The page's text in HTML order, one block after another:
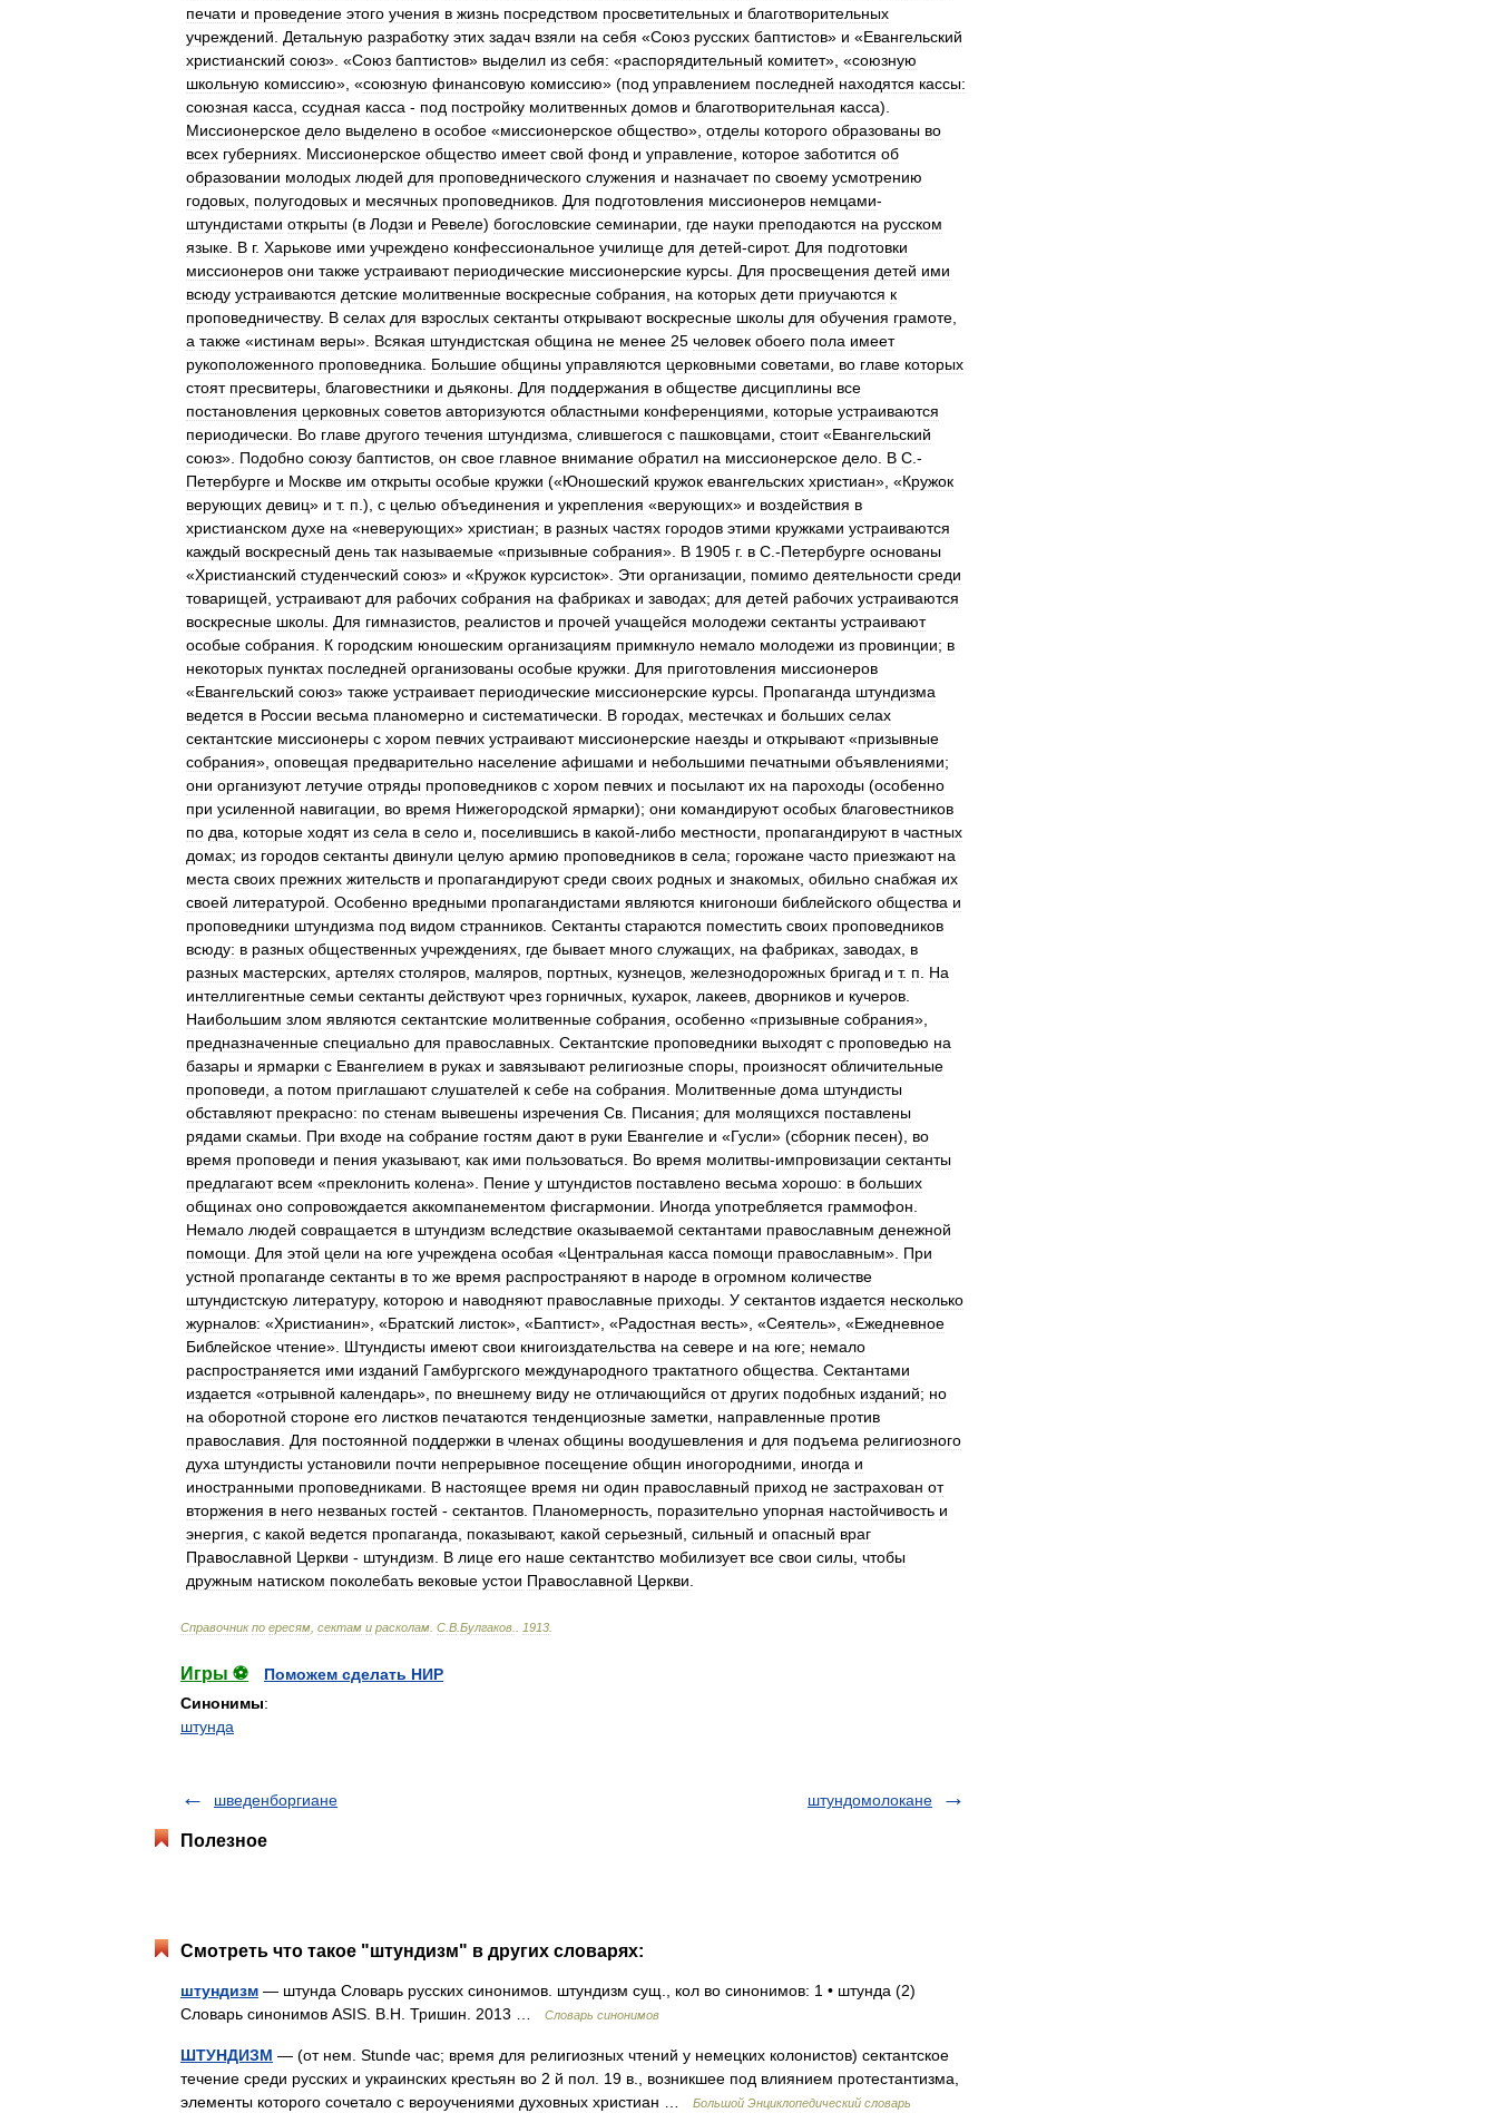
печати и проведение этого учения в жизнь посредством просветительных и благотворительных
учреждений
Детальную разработку этих задач взяли на себя «Союз русских баптистов» и «Евангельский
христианский союз». «Союз баптистов» выделил из себя: «распорядительный комитет», «союзную
школьную комиссию», «союзную финансовую комиссию» (под управлением последней находятся кассы:
союзная касса ссудная касса - под постройку молитвенных домов и благотворительная касса).
Миссионерское дело выделено в особое «миссионерское общество», отделы которого образованы во
всех губерниях Миссионерское общество имеет свой фонд и управление которое заботится об
образовании молодых людей для проповеднического служения и назначает по своему усмотрению
годовых полугодовых и месячных проповедников Для подготовления миссионеров немцами-
штундистами открыты (в Лодзи и Ревеле) богословские семинарии где науки преподаются на русском
языке В г. Харькове ими учреждено конфессиональное училище для детей-сирот. Для подготовки
миссионеров они также устраивают периодические миссионерские курсы Для просвещения детей ими
всюду устраиваются детские молитвенные воскресные собрания на которых дети приучаются к
проповедничеству. В селах для взрослых сектанты открывают воскресные школы для обучения грамоте
а также «истинам веры». Всякая штундистская община не менее 25 человек обоего пола имеет
рукоположенного проповедника Большие общины управляются церковными советами во главе которых
стоят пресвитеры благовестники и дьяконы Для поддержания в обществе дисциплины все
постановления церковных советов авторизуются областными конференциями которые устраиваются
периодически
Во главе другого течения штундизма слившегося с пашковцами стоит«Евангельский
союз». Подобно союзу баптистов он свое главное внимание обратил на миссионерское дело В С .-
Петербурге и Москве им открыты особые кружки («Юношеский кружок евангельских христиан», «Кружок
верующих девиц» и т. п .), с целью объединения и укрепления «верующих» и воздействия в
христианском духе на «неверующих» христиан; в разных частях городов этими кружками устраиваются
каждый воскресный день так называемые «призывные собрания». В 1905 г. в С .-Петербурге основаны
«Христианский студенческий союз» и «Кружок курсисток». Эти организации помимо деятельности среди
товарищей устраивают для рабочих собрания на фабриках и заводах; для детей рабочих устраиваются
воскресные школы Для гимназистов реалистов и прочей учащейся молодежи сектанты устраивают
особые собрания К городским юношеским организациям примкнуло немало молодежи из провинции; в
некоторых пунктах последней организованы особые кружки Для приготовления миссионеров
«Евангельский союз» также устраивает периодические миссионерские курсы Пропаганда штундизма
ведется в России весьма планомерно и систематически В городах местечках и больших селах
сектантские миссионеры с хором певчих устраивают миссионерские наезды и открывают«призывные
собрания», оповещая предварительно население афишами и небольшими печатными объявлениями;
они организуют летучие отряды проповедников с хором певчих и посылают их на пароходы (особенно
при усиленной навигации во время Нижегородской ярмарки); они командируют особых благовестников
по два которые ходят из села в село и поселившись в какой-либо местности пропагандируют в частных
домах; из городов сектанты двинули целую армию проповедников в села; горожане часто приезжают на
места своих прежних жительств и пропагандируют среди своих родных и знакомых обильно снабжая их
своей литературой Особенно вредными пропагандистами являются книгоноши библейского общества и
проповедники штундизма под видом странников Сектанты стараются поместить своих проповедников
всюду: в разных общественных учреждениях где бывает много служащих на фабриках заводах в
разных мастерских артелях столяров маляров портных кузнецов железнодорожных бригад и т. п
На
интеллигентные семьи сектанты действуют чрез горничных кухарок лакеев дворников и кучеров
Наибольшим злом являются сектантские молитвенные собрания особенно «призывные собрания»,
предназначенные специально для православных Сектантские проповедники выходят с проповедью на
базары и ярмарки с Евангелием в руках и завязывают религиозные споры произносят обличительные
проповеди а потом приглашают слушателей к себе на собрания Молитвенные дома штундисты
обставляют прекрасно: по стенам вывешены изречения Св Писания; для молящихся поставлены
рядами скамьи При входе на собрание гостям дают в руки Евангелие и «Гусли» (сборник песен), во
время проповеди и пения указывают, как ими пользоваться Во время молитвы-импровизации сектанты
предлагают всем «преклонить колена». Пение у штундистов поставлено весьма хорошо: в больших
общинах оно сопровождается аккомпанементом фисгармонии Иногда употребляется граммофон
Немало людей совращается в штундизм вследствие оказываемой сектантами православным денежной
помощи
Для этой цели на юге учреждена особая «Центральная касса помощи православным». При
устной пропаганде сектанты в то же время распространяют в народе в огромном количестве
штундистскую литературу, которою и наводняют православные приходы У сектантов издается несколько
журналов: «Христианин», «Братский листок», «Баптист», «Радостная весть», «Сеятель», «Ежедневное
Библейское чтение». Штундисты имеют свои книгоиздательства на севере и на юге; немало
распространяется ими изданий Гамбургского международного трактатного общества Сектантами
издается «отрывной календарь», по внешнему виду не отличающийся от других подобных изданий; но
на оборотной стороне его листков печатаются тенденциозные заметки направленные против
православия
Для постоянной поддержки в членах общины воодушевления и для подъема религиозного
духа штундисты установили почти непрерывное посещение общин иногородними иногда и
иностранными проповедниками В настоящее время ни один православный приход не застрахован от
вторжения в него незваных гостей - сектантов Планомерность поразительно упорная настойчивость и
энергия с какой ведется пропаганда показывают, какой серьезный сильный и опасный враг
Православной Церкви - штундизм В лице его наше сектантство мобилизует все свои силы чтобы
дружным натиском поколебать вековые устои Православной Церкви
Справочник по ересям сектам и расколам С В Булгаков 1913
Игры ⚽
Поможем сделать НИР
Синонимы:
штунда
шведенборгиане штундомолокане
Полезное
Смотреть что такое "штундизм" в других словарях:
штундизм — штунда Словарь русских синонимов. штундизм сущ., кол во синонимов: 1 • штунда (2)
Словарь синонимов ASIS. В.Н. Тришин. 2013 …
Словарь синонимов
ШТУНДИЗМ — (от нем. Stunde час; время для религиозных чтений у немецких колонистов) сектантское
течение среди русских и украинских крестьян во 2 й пол. 19 в., возникшее под влиянием протестантизма,
элементы которого сочетало с вероучениями духовных христиан …
Большой Энциклопедический словарь